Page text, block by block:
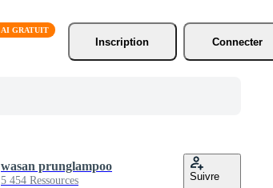
Inscription
Connecter
wasan prunglampoo
5 454 Ressources Suivre